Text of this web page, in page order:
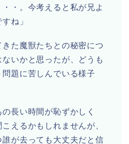
・。今考えると私が兄よ
ね」
た魔獣たちとの秘密につ
いかと思ったが、どうも
題に苦しんでいる様子
の長い時間が恥ずかしく
えるかもしれませんが、
が去っても大丈夫だと信